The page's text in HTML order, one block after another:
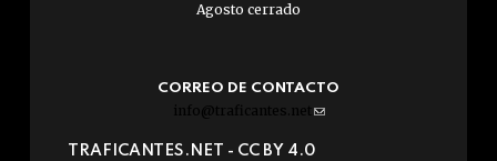
Agosto cerrado
CORREO DE CONTACTO
info@traficantes.net (link
e-
TRAFICANTES.NET - CC BY 4.0